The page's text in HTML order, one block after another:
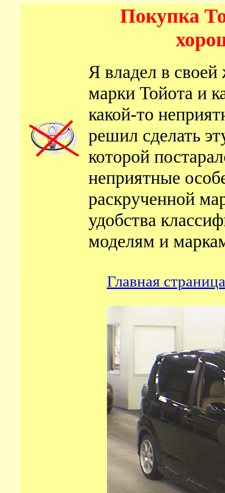
Покупка
Я владел в
марки Тойота и
какой-то
решил сделать
которой
неприятные
раскрученной
удобства
моделям и
Главная